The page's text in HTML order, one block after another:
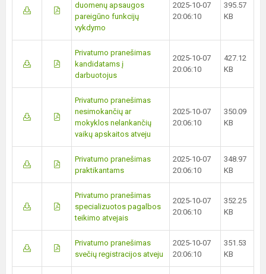
duomenų apsaugos
pareigūno funkcijų
vykdymo
2025-10-07
20:06:10
395.57
KB
Privatumo pranešimas
kandidatams į
darbuotojus
2025-10-07
20:06:10
427.12
KB
Privatumo pranešimas
nesimokančių ar
mokyklos nelankančių
vaikų apskaitos atveju
2025-10-07
20:06:10
350.09
KB
Privatumo pranešimas
praktikantams
2025-10-07
20:06:10
348.97
KB
Privatumo pranešimas
specializuotos pagalbos
teikimo atvejais
2025-10-07
20:06:10
352.25
KB
Privatumo pranešimas
svečių registracijos atveju
2025-10-07
20:06:10
351.53
KB